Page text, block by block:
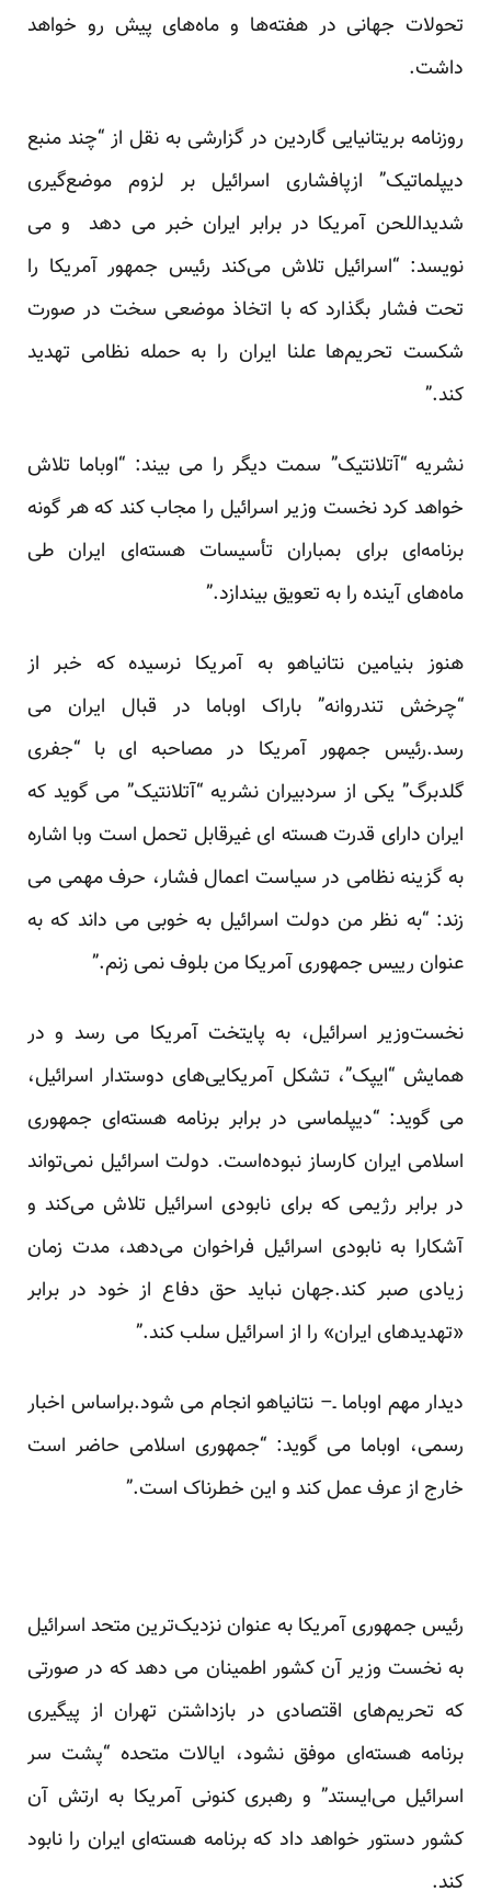
تحولات جهانی در هفته‌ها و ماه‌های پیش رو خواهد
داشت.
روزنامه بریتانیایی گاردین در گزارشی به نقل از “چند منبع
دیپلماتیک” ازپافشاری اسرائیل بر لزوم موضع‌گیری
شدیداللحن آمریکا در برابر ایران خبر می دهد و می
نویسد: “اسرائیل تلاش می‌کند رئیس جمهور آمریکا را
تحت فشار بگذارد که با اتخاذ موضعی سخت در صورت
شکست تحریم‌ها علنا ایران را به حمله نظامی تهدید
کند.”
نشریه “آتلانتیک” سمت دیگر را می بیند: “اوباما تلاش
خواهد کرد نخست وزیر اسرائیل را مجاب کند که هر گونه
برنامه‌ای برای بمباران تأسیسات هسته‌ای ایران طی
ماه‌های آینده را به تعویق بیندازد.”
هنوز بنیامین نتانیاهو به آمریکا نرسیده که خبر از
“چرخش تندروانه” باراک اوباما در قبال ایران می
رسد.رئیس جمهور آمریکا در مصاحبه ای با “جفری
گلدبرگ” یکی از سردبیران نشریه “آتلانتیک” می گوید که
ایران دارای قدرت هسته ای غیرقابل تحمل است وبا اشاره
به گزینه نظامی در سیاست اعمال فشار، حرف مهمی می
زند: “به نظر من دولت اسرائیل به خوبی می داند که به
عنوان رییس جمهوری آمریکا من بلوف نمی زنم.”
نخست‌وزیر اسرائیل، به پایتخت آمریکا می رسد و در
همایش “ایپک”، تشکل آمریکایی‌های دوستدار اسرائیل،
می گوید: “دیپلماسی در برابر برنامه هسته‌ای جمهوری
اسلامی ایران کارساز نبوده‌است. دولت اسرائیل نمی‌تواند
در برابر رژیمی که برای نابودی اسرائیل تلاش می‌کند و
آشکارا به نابودی اسرائیل فراخوان می‌دهد، مدت زمان
زیادی صبر کند.جهان نباید حق دفاع از خود در برابر
«تهدیدهای ایران» را از اسرائیل سلب کند.”
دیدار مهم اوباما ـ– نتانیاهو انجام می شود.براساس اخبار
رسمی، اوباما می گوید: “جمهوری اسلامی حاضر است
خارج از عرف عمل کند و این خطرناک است.”
رئیس جمهوری آمریکا به عنوان نزدیک‌ترین متحد اسرائیل
به نخست وزیر آن کشور اطمینان می دهد که در صورتی
که تحریم‌های اقتصادی در بازداشتن تهران از پیگیری
برنامه هسته‌ای موفق نشود، ایالات متحده “پشت سر
اسرائیل می‌ایستد” و رهبری کنونی آمریکا به ارتش آن
کشور دستور خواهد داد که برنامه هسته‌ای ایران را نابود
کند.